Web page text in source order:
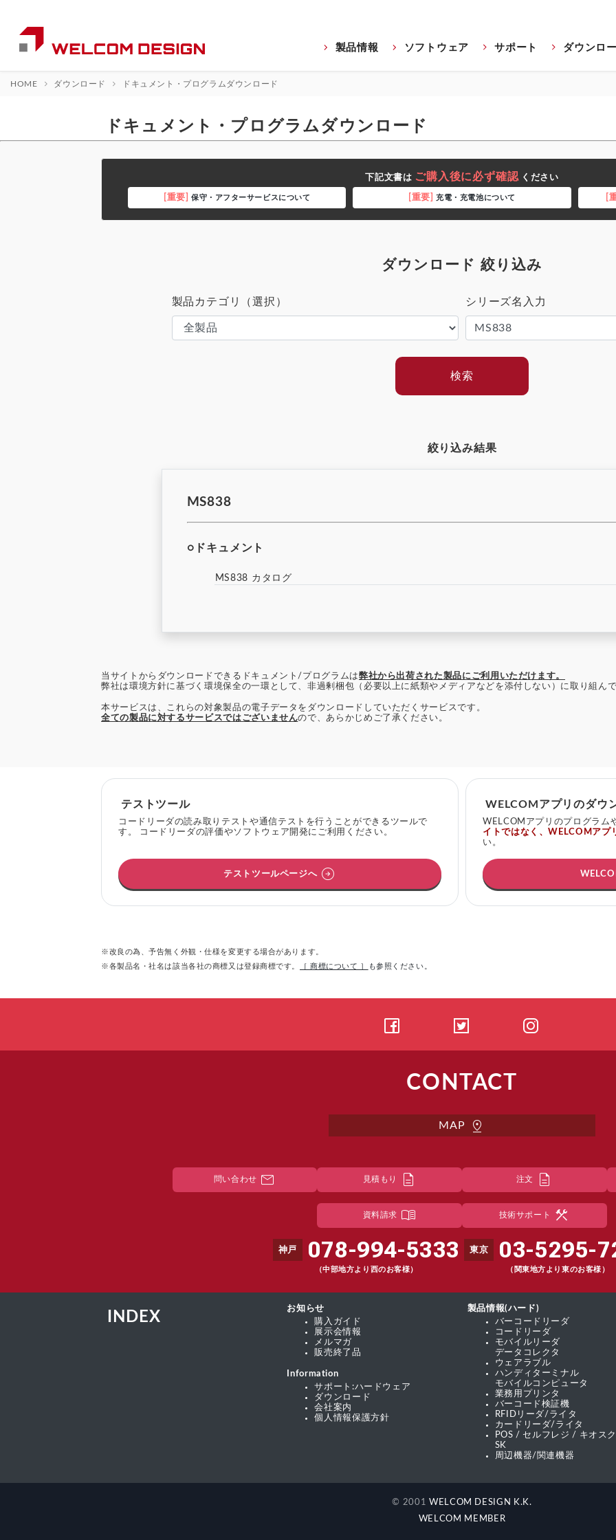
製品情報 ソフトウェア サポート ダウンロ
HOME ダウンロード ドキュメント・プログラムダウンロード
ドキュメント・プログラムダウンロード
下記文書は ご購入後に必ず確認 ください
[重要] 保守・アフターサービスについて [重要] 充電・充電池について [
ダウンロード 絞り込み
製品カテゴリ（選択） シリーズ名入力
検索
絞り込み結果
MS838
○ドキュメント
MS838 カタログ
当サイトからダウンロードできるドキュメント/プログラムは弊社から出荷された製品にご利用いただけます。
弊社は環境方針に基づく環境保全の一環として、非過剰梱包（必要以上に紙類やメディアなどを添付しない）に取り組んで
本サービスは、これらの対象製品の電子データをダウンロードしていただくサービスです。
全ての製品に対するサービスではございませんので、あらかじめご了承ください。
テストツール
コードリーダの読み取りテストや通信テストを行うことができるツールで
す。 コードリーダの評価やソフトウェア開発にご利用ください。
テストツールページへ arrow_circle_right
WELCOMアプリのダウ
WELCOMアプリのプログラム
イトではなく、WELCOMアプ
い。
※改良の為、予告無く外観・仕様を変更する場合があります。
※各製品名・社名は該当各社の商標又は登録商標です。
［ 商標について ］ も参照ください。
CONTACT
MAP pin_drop
問い合わせ mail 見積もり description 注文 description
資料請求 menu_book 技術サポート construction
神戸 078-994-5333
（中部地方より西のお客様）
東京 03-5295-
（関東地方より東のお客様）
INDEX
お知らせ
購入ガイド
展示会情報
メルマガ
販売終了品
Information
サポート:ハードウェア
ダウンロード
会社案内
個人情報保護方針
製品情報(ハード)
バーコードリーダ
コードリーダ
モバイルリーダ
データコレクタ
ウェアラブル
ハンディターミナル
モバイルコンピュータ
業務用プリンタ
バーコード検証機
RFIDリーダ/ライタ
カードリーダ/ライタ
POS / セルフレジ / キオス
SK
周辺機器/関連機器
© 2001 WELCOM DESIGN K.K.
WELCOM MEMBER